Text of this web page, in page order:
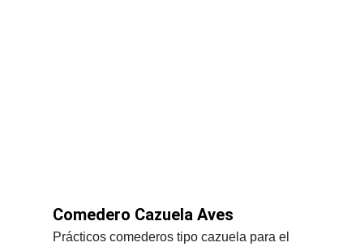
Comedero Cazuela Aves
Prácticos comederos tipo cazuela para el